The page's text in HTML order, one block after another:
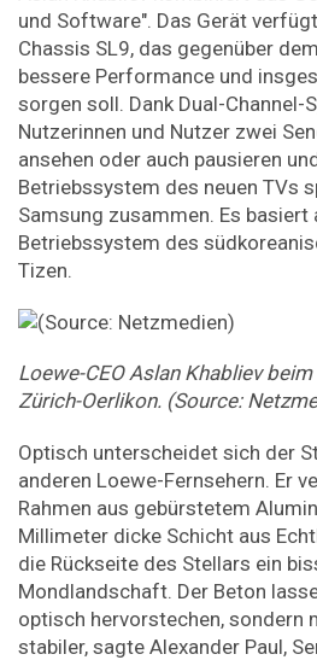
und Software". Das Gerät
Chassis SL9, das gegenüber
bessere Performance und
sorgen soll. Dank Dual-Channel-
Nutzerinnen und Nutzer zwei
ansehen oder auch pausieren
Betriebssystem des neuen TVs
Samsung zusammen. Es basiert
Betriebssystem des
Tizen.
Loewe-CEO Aslan Khabliev
Zürich-Oerlikon. (Source:
Optisch unterscheidet sich der
anderen Loewe-Fernsehern. Er
Rahmen aus gebürstetem
Millimeter dicke Schicht aus
die Rückseite des Stellars ein
Mondlandschaft. Der Beton
optisch hervorstechen, sondern
stabiler, sagte Alexander Paul,